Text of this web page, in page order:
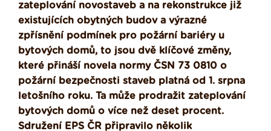
zateplování novostaveb a na rekonstrukce již
existujících obytných budov a výrazné
zpřísnění podmínek pro požární bariéry u
bytových domů, to jsou dvě klíčové změny,
které přináší novela normy ČSN 73 0810 o
požární bezpečnosti staveb platná od 1. srpna
letošního roku. Ta může prodražit zateplování
bytových domů o více než deset procent.
Sdružení EPS ČR připravilo několik